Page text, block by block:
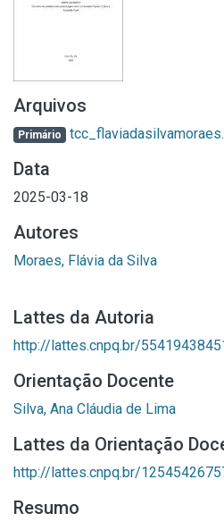
Arquivos
Primário
Data
2025-03-18
Autores
Moraes, Flávia da Silva
Lattes da Autoria
http://lattes.cnpq.br/
Orientação Docente
Silva, Ana Cláudia de Lima
Lattes da Orientação
http://lattes.cnpq.br/
Resumo